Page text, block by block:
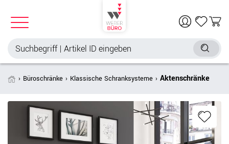
Büroschränke Klassische Schranksysteme Aktenschränke